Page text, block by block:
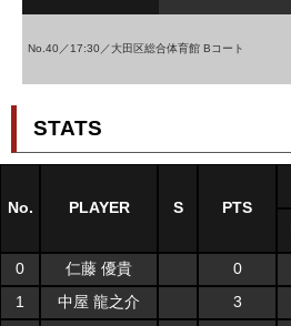
No.40／17:30／大田区総合体育館 Bコート
STATS
No. PLAYER S PTS
0 仁藤 優貴 0
1
中屋 龍之介 3